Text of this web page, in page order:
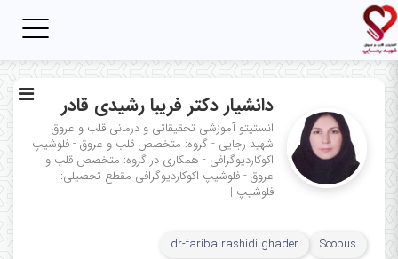
دانشیار دکتر فریبا رشیدی قادر
انستیتو آموزشی تحقیقاتی و درمانی قلب و عروق
شهید رجایی - گروه: متخصص قلب و عروق - فلوشیپ
اکوکاردیوگرافی - همکاری در گروه: متخصص قلب و
عروق - فلوشیپ اکوکاردیوگرافی مقطع تحصیلی:
فلوشیپ |
Scopus
dr-fariba rashidi ghader